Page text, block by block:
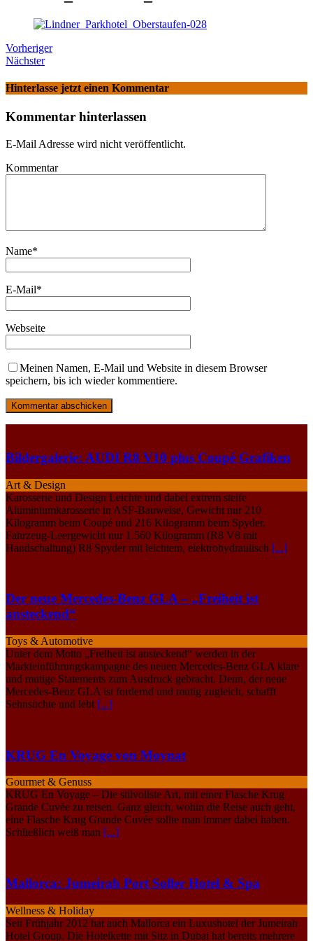
Vorheriger
Nächster
Hinterlasse jetzt einen Kommentar
Kommentar hinterlassen
E-Mail Adresse wird nicht veröffentlicht.
Kommentar
Name*
E-Mail*
Webseite
Meinen Namen, E-Mail und Website in diesem Browser
speichern, bis ich wieder kommentiere.
Bildergalerie: AUDI R8 V10 plus Coupé Grafiken
Art & Design
Karosserie und Design Leichte und dabei extrem steife
Aluminiumkarosserie in ASF-Bauweise, Gewicht nur 210
Kilogramm beim Coupé und 216 Kilogramm beim Spyder,
Fahrzeug-Leergewicht nur 1.560 Kilogramm (R8 V8 mit
Handschaltung) R8 Spyder mit leichtem, elektrohydraulisch [...]
Der neue Mercedes-Benz GLA – „Freiheit ist
ansteckend“
Toys & Automotive
Unter dem Motto „Freiheit ist ansteckend“ werden in der
Markteinführungskampagne des neuen Mercedes-Benz GLA klare
und mutige Statements zum Ausdruck gebracht. Denn, der neue
Mercedes-Benz GLA ist fordernd und mutig zugleich, schafft
Sehnsüchte und lebt [...]
KRUG En Voyage von Moynat
Gourmet & Genuss
KRUG En Voyage – Die stilvollste Art, mit einer Flasche Krug
Grande Cuvée zu reisen. Ganz gleich, wohin die Reise auch geht,
eine Flasche Krug Grande Cuvée sollte man immer dabei haben.
Schließlich weiß man [...]
Mallorca: Jumeirah Port Soller Hotel & Spa
Wellness & Holiday
Seit Frühjahr 2012 hat auch Mallorca ein Luxushotel der Jumeirah
Hotel Group. Die Hotelkette mit Sitz in Dubai hat bereits mehrere